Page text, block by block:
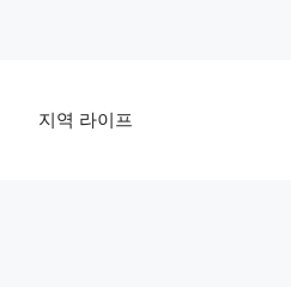
지역 라이프